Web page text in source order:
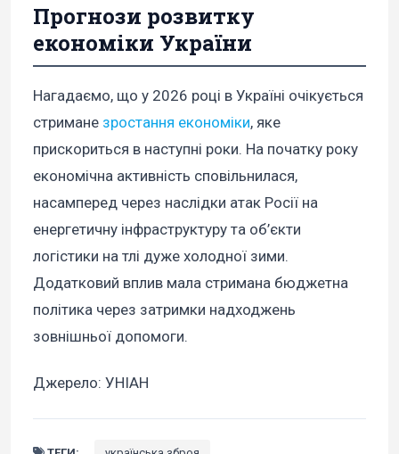
Прогнози розвитку
економіки України
Нагадаємо, що у 2026 році в Україні очікується
стримане зростання економіки, яке
прискориться в наступні роки. На початку року
економічна активність сповільнилася,
насамперед через наслідки атак Росії на
енергетичну інфраструктуру та об’єкти
логістики на тлі дуже холодної зими.
Додатковий вплив мала стримана бюджетна
політика через затримки надходжень
зовнішньої допомоги.
Джерело: УНІАН